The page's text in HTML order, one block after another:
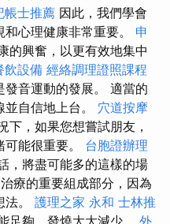
帳士推薦 因此，我們學會
心理健康非常重要。 申
的興奮，以更有效地集中
飲設備 經絡調理證照課程
音運動的發展。 適當的
自信地上台。 穴道按摩
下，如果您想嘗試朋友，
能很重要。 台胞證辦理
，將盡可能多的這樣的場
療的重要組成部分，因為
。 護理之家 永和 士林推
足夠，發燒大大減少。 外